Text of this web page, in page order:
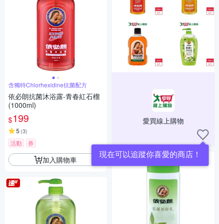
含獨特Chlorhexidine抗菌配方
依必朗抗菌沐浴露-青春紅石榴
(1000ml)
$199
5 (3)
活動 券
加入購物車
愛買線上購物
現在可以追蹤你喜愛的商店！